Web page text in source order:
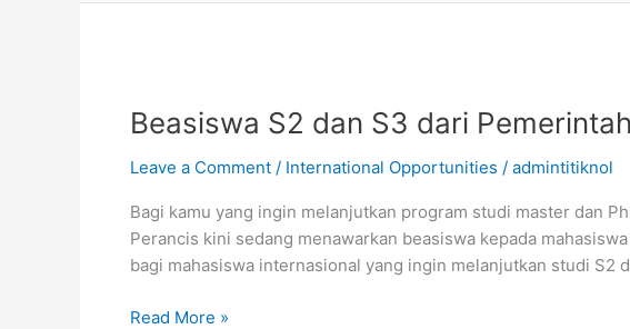
Course
Beasiswa S2 dan S3 dari
Leave a Comment / International Opportunities / admintitiknol
Bagi kamu yang ingin melanjutkan program studi master dan
Perancis kini sedang menawarkan beasiswa kepada
bagi mahasiswa internasional yang ingin melanjutkan studi S2
Beasiswa
Read More »